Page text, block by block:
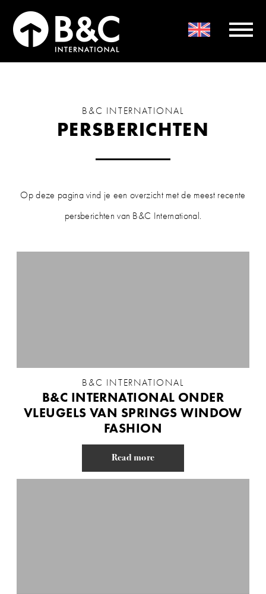
B&C INTERNATIONAL
PERSBERICHTEN
Op deze pagina vind je een overzicht met de meest recente
persberichten van B&C International.
B&C INTERNATIONAL
B&C INTERNATIONAL ONDER
VLEUGELS VAN SPRINGS WINDOW
FASHION
Read more